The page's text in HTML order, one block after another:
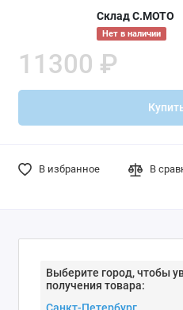
Склад С.МОТО
Нет в наличии
11300 ₽
В избранное В
Выберите город, чтобы
получения товара: